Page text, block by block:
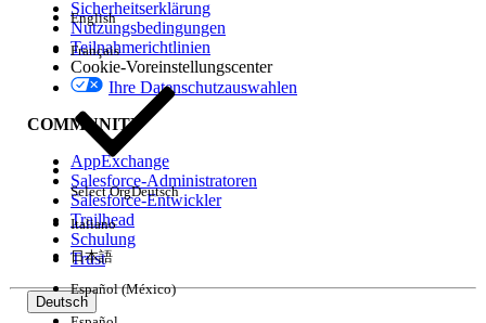
Anwendung unterstützt Sie bei folgenden Aufgaben:
Skalieren:Verwalten Sie größere
Datenmengen mit einer robusten
Architektur.
Fehlerbehebung:
schneller dank präziser Fehlermeldungen.
Vereinfachen der Einrichtung:
Konfigurieren Sie Funktionen ganz einfach
Benutzeroberfläche.
Sicherheitserklärung
Nutzungsbedingungen
Teilnahmerichtlinien
Cookie-Voreinstellungscenter
Ihre Datenschutzauswahlen
COMMUNITY
AppExchange
Salesforce-Administratoren
Salesforce-Entwickler
Trailhead
Schulung
Trust
Deutsch
English
Français
Select OrgDeutsch
Italiano
日本語
Español (México)